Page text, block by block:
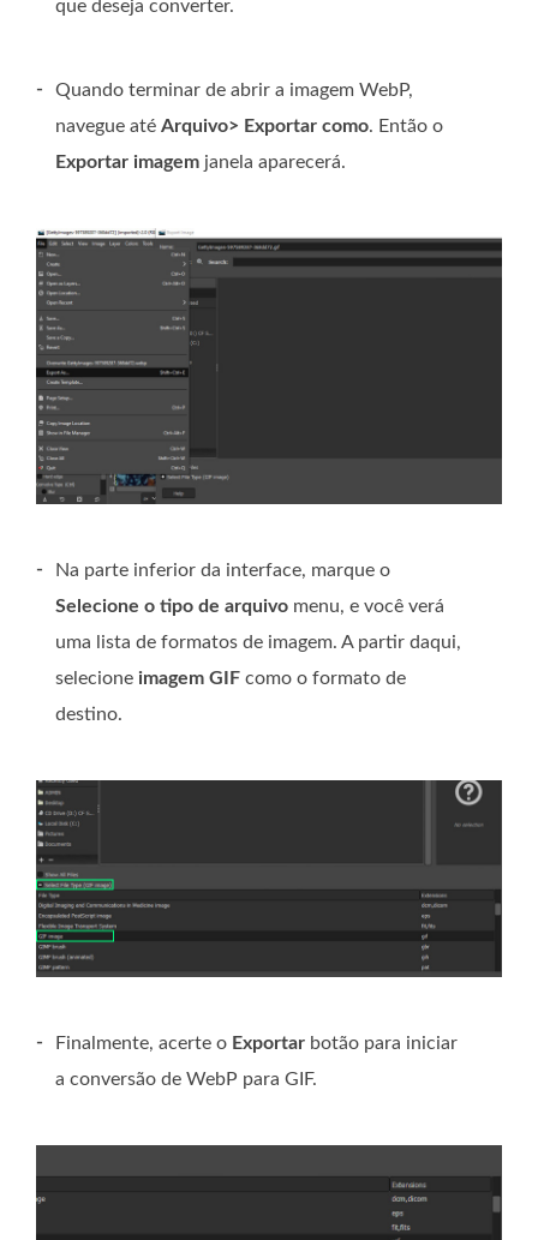
que deseja converter.
-
Quando terminar de abrir a imagem WebP,
navegue até Arquivo> Exportar como. Então o
Exportar imagem janela aparecerá.
-
Na parte inferior da interface, marque o
Selecione o tipo de arquivo menu, e você verá
uma lista de formatos de imagem. A partir daqui,
selecione imagem GIF como o formato de
destino.
- Finalmente, acerte o Exportar botão para iniciar
a conversão de WebP para GIF.